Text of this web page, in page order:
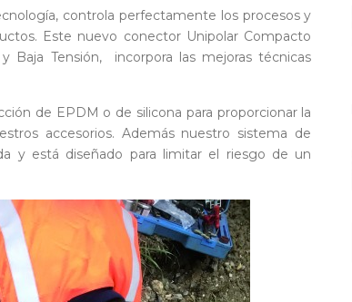
controla perfectamente los procesos y
Este nuevo conector Unipolar Compacto
Baja Tensión, incorpora las mejoras técnicas
de EPDM o de silicona para proporcionar la
accesorios. Además nuestro sistema de
y está diseñado para limitar el riesgo de un